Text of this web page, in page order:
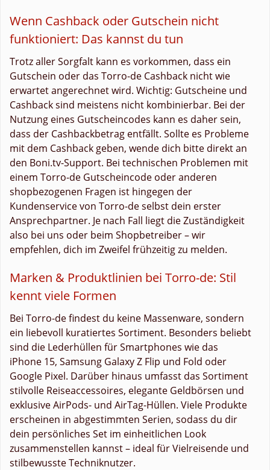
Wenn Cashback oder Gutschein nicht
funktioniert: Das kannst du tun
Trotz aller Sorgfalt kann es vorkommen, dass ein
Gutschein oder das Torro-de Cashback nicht wie
erwartet angerechnet wird. Wichtig: Gutscheine und
Cashback sind meistens nicht kombinierbar. Bei der
Nutzung eines Gutscheincodes kann es daher sein,
dass der Cashbackbetrag entfällt. Sollte es Probleme
mit dem Cashback geben, wende dich bitte direkt an
den Boni.tv-Support. Bei technischen Problemen mit
einem Torro-de Gutscheincode oder anderen
shopbezogenen Fragen ist hingegen der
Kundenservice von Torro-de selbst dein erster
Ansprechpartner. Je nach Fall liegt die Zuständigkeit
also bei uns oder beim Shopbetreiber – wir
empfehlen, dich im Zweifel frühzeitig zu melden.
Marken & Produktlinien bei Torro-de: Stil
kennt viele Formen
Bei Torro-de findest du keine Massenware, sondern
ein liebevoll kuratiertes Sortiment. Besonders beliebt
sind die Lederhüllen für Smartphones wie das
iPhone 15, Samsung Galaxy Z Flip und Fold oder
Google Pixel. Darüber hinaus umfasst das Sortiment
stilvolle Reiseaccessoires, elegante Geldbörsen und
exklusive AirPods- und AirTag-Hüllen. Viele Produkte
erscheinen in abgestimmten Serien, sodass du dir
dein persönliches Set im einheitlichen Look
zusammenstellen kannst – ideal für Vielreisende und
stilbewusste Techniknutzer.